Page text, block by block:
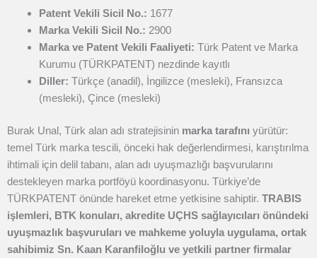
Patent Vekili Sicil No.: 1677
Marka Vekili Sicil No.: 2900
Marka ve Patent Vekili Faaliyeti: Türk Patent ve Marka
Kurumu (TÜRKPATENT) nezdinde kayıtlı
Diller: Türkçe (anadil), İngilizce (mesleki), Fransızca
(mesleki), Çince (mesleki)
Burak Unal, Türk alan adı stratejisinin marka tarafını yürütür:
temel Türk marka tescili, önceki hak değerlendirmesi, karıştırılma
ihtimali için delil tabanı, alan adı uyuşmazlığı başvurularını
destekleyen marka portföyü koordinasyonu. Türkiye’de
TÜRKPATENT önünde hareket etme yetkisine sahiptir. TRABIS
işlemleri, BTK konuları, akredite UÇHS sağlayıcıları önündeki
uyuşmazlık başvuruları ve mahkeme yoluyla uygulama, ortak
sahibimiz Sn. Kaan Karanfiloğlu ve yetkili partner firmalar